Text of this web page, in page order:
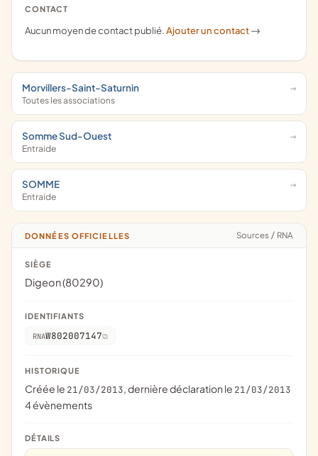
CONTACT
Aucun moyen de contact publié.Ajouter un contact ->
Morvillers-Saint-Saturnin
Toutes les associations
Somme Sud-Ouest
Entraide
SOMME
Entraide
DONNÉES OFFICIELLES Sources / RNA
SIÈGE
Digeon (80290)
IDENTIFIANTS
RNAW802007147
HISTORIQUE
Créée le 21/03/2013, dernière déclaration le 21/03/2013
4 évènements
DÉTAILS